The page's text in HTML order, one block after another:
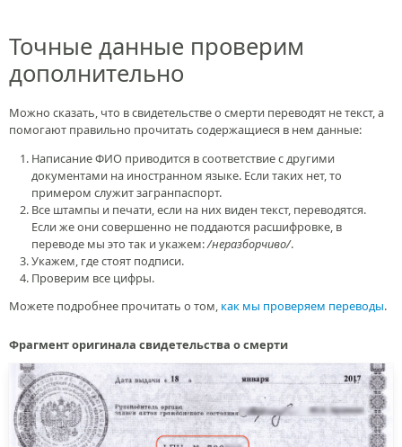
Точные данные проверим
дополнительно
Можно сказать, что в свидетельстве о смерти переводят не текст, а
помогают правильно прочитать содержащиеся в нем данные:
Написание ФИО приводится в соответствие с другими
документами на иностранном языке. Если таких нет, то
примером служит загранпаспорт.
Все штампы и печати, если на них виден текст, переводятся.
Если же они совершенно не поддаются расшифровке, в
переводе мы это так и укажем:/неразборчиво/.
Укажем, где стоят подписи.
Проверим все цифры.
Можете подробнее прочитать о том, как мы проверяем переводы.
Фрагмент оригинала свидетельства о смерти